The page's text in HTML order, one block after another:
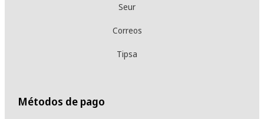
Seur
Correos
Tipsa
Métodos de pago